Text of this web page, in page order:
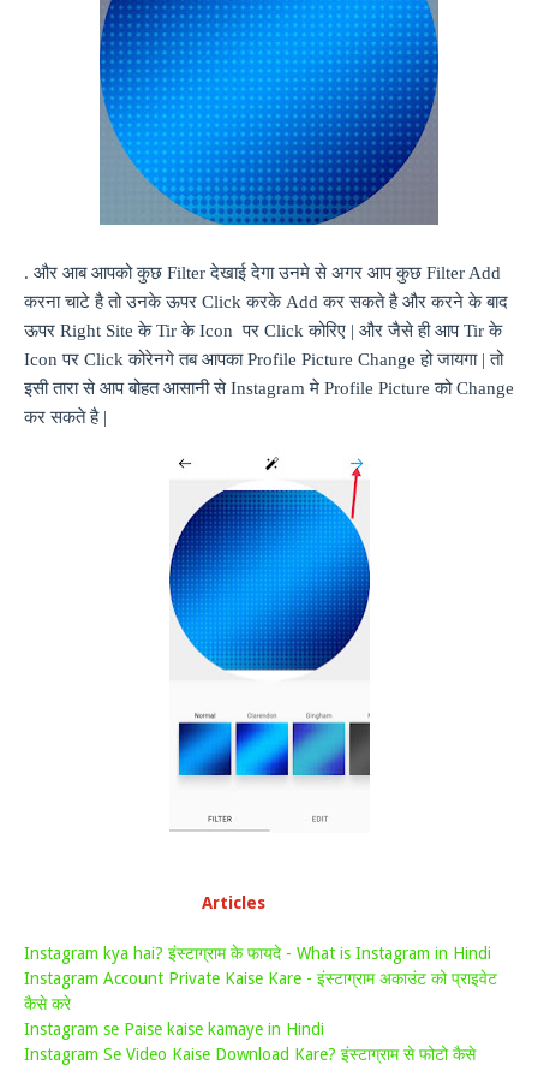
. और आब आपको कुछ Filterदेखाई देगा उनमे से अगर आप कुछ Filter Add
करना चाटे है तो उनके ऊपर Clickकरके Addकर सकते है और करने के बाद
ऊपर Right SiteकेTirकेIconपर Clickकोरिए | और जैसे ही आपTirके
Iconपर Clickकोरेनगे तब आपकाProfile Picture Changeहो जायगा | तो
इसी तारा से आप बोहत आसानी सेInstagramमे Profile PictureकोChange
कर सकते है |
Articles
Instagram kya hai? इंस्टाग्राम के फायदे - What is Instagram in Hindi
Instagram Account Private Kaise Kare - इंस्टाग्राम अकाउंट को प्राइवेट
कैसे करे
Instagram se Paise kaise kamaye in Hindi
Instagram Se Video Kaise Download Kare? इंस्टाग्राम से फोटो कैसे